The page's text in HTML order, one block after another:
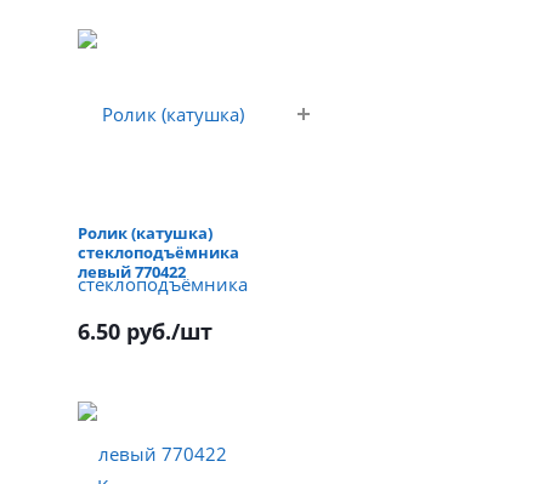
Ролик (катушка)
стеклоподъёмника
левый 770422
6.50 руб./шт